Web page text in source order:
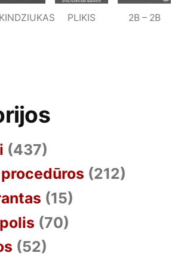
KINDZIUKAS PLIKIS 2B – 2B
(437)
(212)
(15)
(70)
(52)